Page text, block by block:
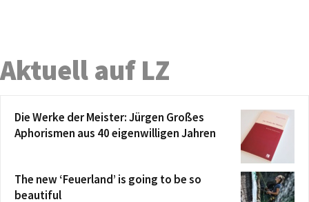
Aktuell auf LZ
Die Werke der Meister: Jürgen Großes
Aphorismen aus 40 eigenwilligen Jahren
The new ‘Feuerland’ is going to be so
beautiful